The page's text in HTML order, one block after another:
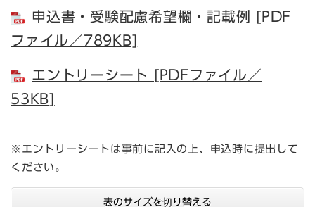
申込書・受験配慮希望欄・記載例 [PDF
ファイル／789KB]
エントリーシート [PDFファイル／
53KB]
※エントリーシートは事前に記入の上、申込時に提出して
ください。
表のサイズを切り替える